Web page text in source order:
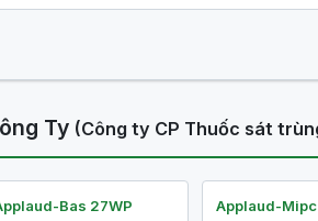
Ty (Công ty CP Thuốc sát
Bas 27WP Applaud-Mipc